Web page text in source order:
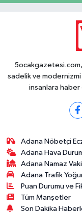
sadelik ve
insanlara haber
Adana Nöbetçi
Adana Hava
Adana Namaz
Adana Trafik
Puan Durumu ve
Tüm Manşetler
Son Dakika